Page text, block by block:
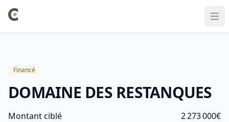
Financé
DOMAINE DES RESTANQUES
Information sur le projet
Montant ciblé 2 273 000€